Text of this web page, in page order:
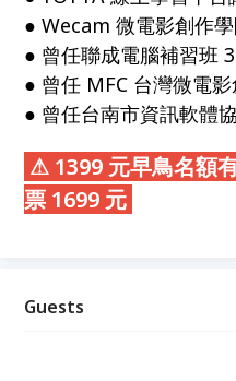
● Wecam 微電影創作
● 曾任聯成電腦補習班
● 曾任 MFC 台灣微電
● 曾任台南市資訊軟體
⚠ 1399 元早鳥名額
票 1699 元
Guests